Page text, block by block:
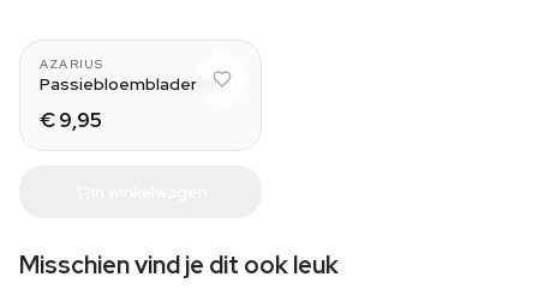
AZARIUS
Passiebloembladeren
€ 9,95
Misschien vind je dit ook leuk